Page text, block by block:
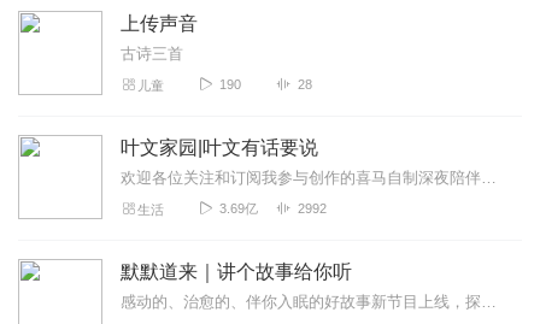
上传声音
古诗三首
儿童 190 28
叶文家园|叶文有话要说
欢迎各位关注和订阅我参与创作的喜马自制深夜陪伴谈话栏目《听你说·百态人声》【听你说·百态人声】每晚直播连线真实人间故事|叶文现场互动中|人间冷暖，抱团取暖每周...
生活 3.69亿 2992
默默道来｜讲个故事给你听
感动的、治愈的、伴你入眠的好故事新节目上线，探索现实世界的无尽魅力，追求对生活的真实记录《听见人间真相》（点击名称，直达专辑）网易人间故事集持续更新中，邀您关注...